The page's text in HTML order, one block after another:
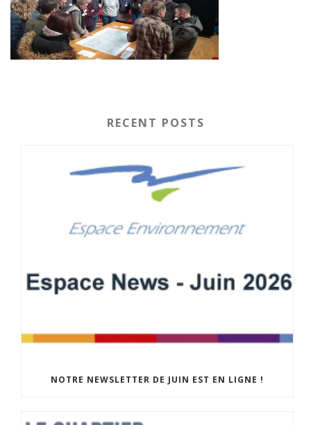
RECENT POSTS
NOTRE NEWSLETTER DE JUIN EST EN LIGNE !